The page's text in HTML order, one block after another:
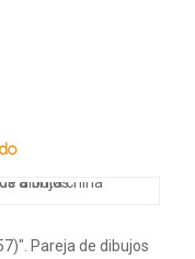
Pareja de dibujos